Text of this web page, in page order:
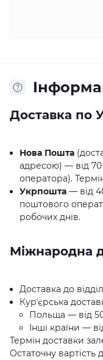
Доставка по
Нова Пошта
адресою) — від
оператора).
Укрпошта — від
поштового
робочих днів.
Міжнародна
Доставка до
Курʼєрська
Польща — від
Інші країни —
Термін доставки
Остаточну вартість